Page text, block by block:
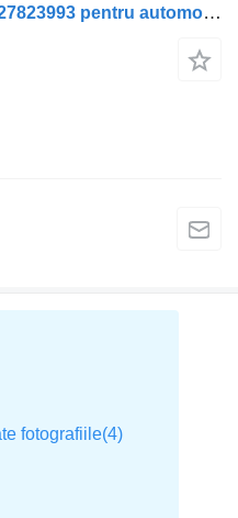
Senzor temperatura apa 13627823993 pentru automobil BMW X7